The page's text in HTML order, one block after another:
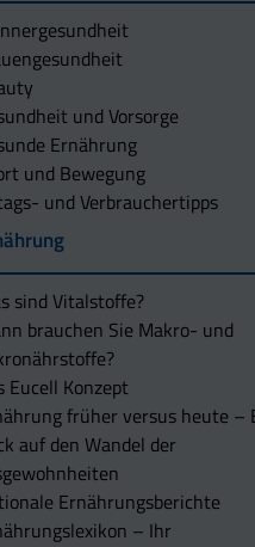
und Vorsorge
Ernährung
und Bewegung
und Verbrauchertipps
sind Vitalstoffe?
brauchen Sie Makro- und
Eucell Konzept
früher versus heute –
auf den Wandel der
Ernährungsberichte
– Ihr